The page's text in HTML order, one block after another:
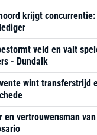
krijgt
veld en valt
- Dundalk
wint transferstrijd
en vertrouwensman